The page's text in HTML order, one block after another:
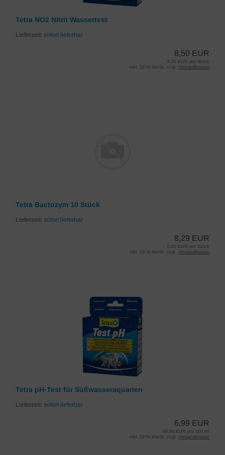
Tetra NO2 Nitrit Wassertest
Lieferzeit: sofort lieferbar
8,50 EUR
8,50 EUR pro Stück
inkl. 19 % MwSt. zzgl. Versandkosten
Tetra Bactozym 10 Stück
Lieferzeit: sofort lieferbar
8,29 EUR
0,83 EUR pro Stück
inkl. 19 % MwSt. zzgl. Versandkosten
Tetra pH-Test für Süßwasseraquarien
Lieferzeit: sofort lieferbar
6,99 EUR
69,90 EUR pro 100 ml
inkl. 19 % MwSt. zzgl. Versandkosten